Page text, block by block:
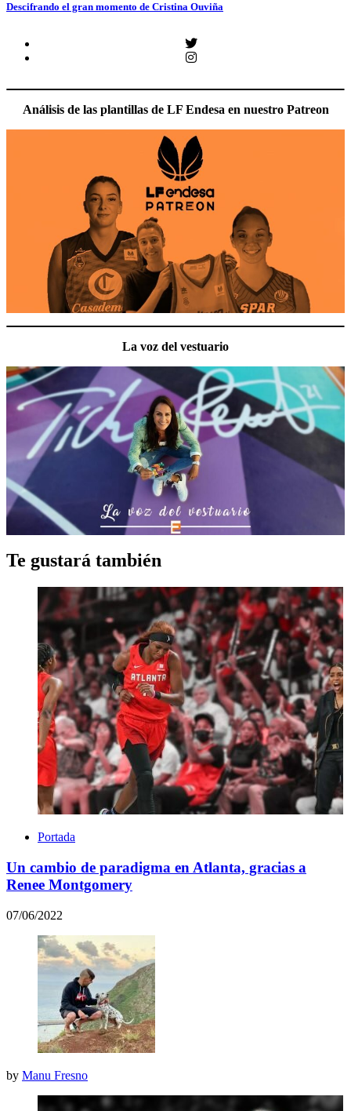
Descifrando el gran momento de Cristina Ouviña
Twitter
Instagram
Análisis de las plantillas de LF Endesa en nuestro Patreon
La voz del vestuario
Te gustará también
Portada
Un cambio de paradigma en Atlanta, gracias a
Renee Montgomery
07/06/2022
by Manu Fresno